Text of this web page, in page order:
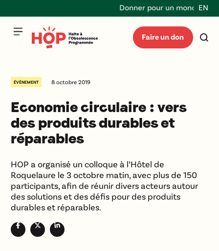
Donner pour un monde EN
Faire un don
ÉVÉNEMENT 8 octobre 2019
Economie circulaire : vers
des produits durables et
réparables
HOP a organisé un colloque à l’Hôtel de
Roquelaure le 3 octobre matin, avec plus de 150
participants, afin de réunir divers acteurs autour
des solutions et des défis pour des produits
durables et réparables.